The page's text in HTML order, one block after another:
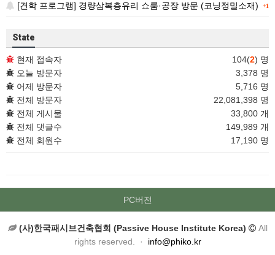
+1
[견학 프로그램] 경량삼복층유리 쇼룸·공장 방문 (코닝정밀소재)
State
현재 접속자 104(2) 명
오늘 방문자
3,378 명
어제 방문자
5,716 명
전체 방문자
22,081,398 명
전체 게시물
33,800 개
전체 댓글수
149,989 개
전체 회원수
17,190 명
PC버전
(사)한국패시브건축협회 (Passive House Institute Korea)
All
rights reserved. · info@phiko.kr